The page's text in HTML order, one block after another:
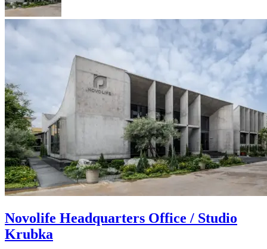
Novolife Headquarters Office / Studio
Krubka